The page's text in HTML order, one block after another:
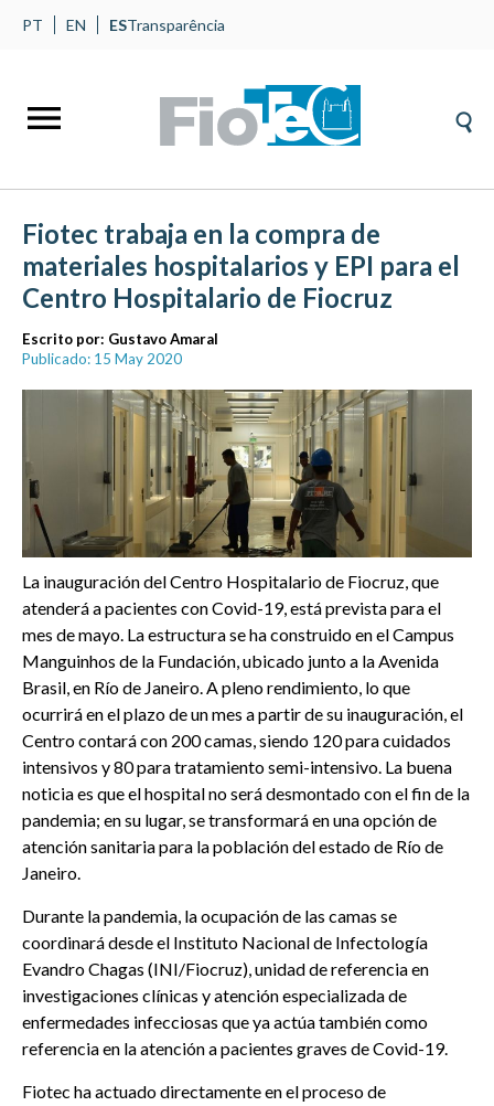
PT EN ESTransparência
Fiotec trabaja en la compra de
materiales hospitalarios y EPI para el
Centro Hospitalario de Fiocruz
Escrito por: Gustavo Amaral
Publicado: 15 May 2020
La inauguración del Centro Hospitalario de Fiocruz, que
atenderá a pacientes con Covid-19, está prevista para el
mes de mayo. La estructura se ha construido en el Campus
Manguinhos de la Fundación, ubicado junto a la Avenida
Brasil, en Río de Janeiro. A pleno rendimiento, lo que
ocurrirá en el plazo de un mes a partir de su inauguración, el
Centro contará con 200 camas, siendo 120 para cuidados
intensivos y 80 para tratamiento semi-intensivo. La buena
noticia es que el hospital no será desmontado con el fin de la
pandemia; en su lugar, se transformará en una opción de
atención sanitaria para la población del estado de Río de
Janeiro.
Durante la pandemia, la ocupación de las camas se
coordinará desde el Instituto Nacional de Infectología
Evandro Chagas (INI/Fiocruz), unidad de referencia en
investigaciones clínicas y atención especializada de
enfermedades infecciosas que ya actúa también como
referencia en la atención a pacientes graves de Covid-19.
Fiotec ha actuado directamente en el proceso de